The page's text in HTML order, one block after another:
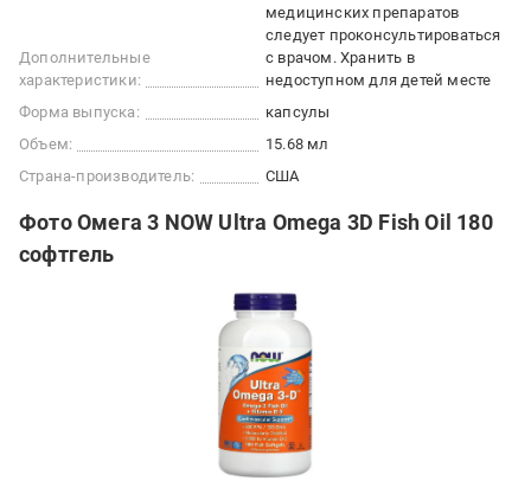
Дополнительные
характеристики:
медицинских препаратов
следует проконсультироваться
с врачом. Хранить в
недоступном для детей месте
Форма выпуска:
капсулы
Объем:
15.68 мл
Страна-производитель:
США
Фото Омега 3 NOW Ultra Omega 3D Fish Oil 180
софтгель